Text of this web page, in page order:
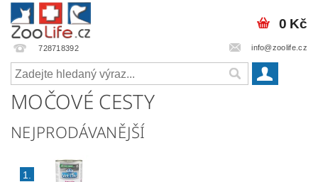
728718392 info@zoolife.cz
0 Kč
MOČOVÉ CESTY
NEJPRODÁVANĚJŠÍ
1.